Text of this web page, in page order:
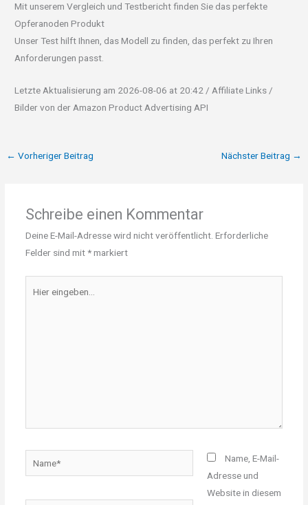
Mit unserem Vergleich und Testbericht finden Sie das perfekte
Opferanoden Produkt
Unser Test hilft Ihnen, das Modell zu finden, das perfekt zu Ihren
Anforderungen passt.
Letzte Aktualisierung am 2026-08-06 at 20:42 / Affiliate Links /
Bilder von der Amazon Product Advertising API
← Vorheriger Beitrag Nächster Beitrag →
Schreibe einen Kommentar
Deine E-Mail-Adresse wird nicht veröffentlicht. Erforderliche
Felder sind mit*markiert
eingeben…
Name, E-Mail-
Adresse und
Website in diesem